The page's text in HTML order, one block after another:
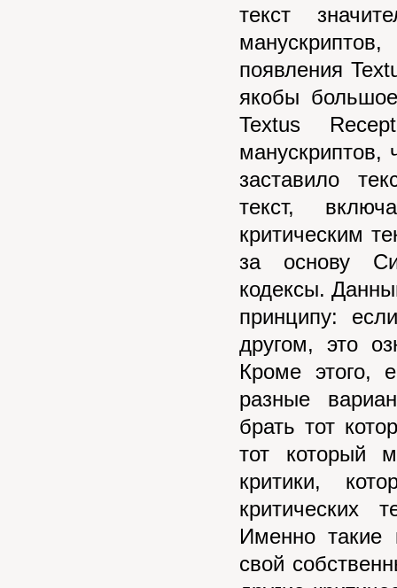
текст
появления
якобы
Textus
манускриптов,
заставило
текст,
критическим
за основу
кодексы.
принципу:
другом, это
Кроме этого,
разные
брать тот
тот который
критики,
критических
Именно такие
свой